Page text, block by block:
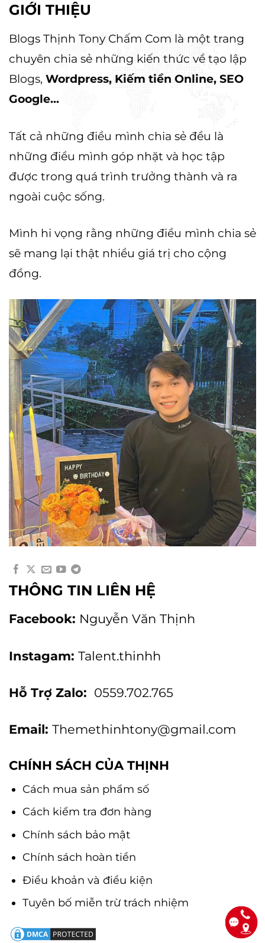
GIỚI THIỆU
Blogs Thịnh Tony Chấm Com là một trang
chuyên chia sẻ những kiến thức về tạo lập
Blogs, Wordpress, Kiếm tiền Online, SEO
Google...
Tất cả những điều mình chia sẻ đều là
những điều mình góp nhặt và học tập
được trong quá trình trưởng thành và ra
ngoài cuộc sống.
Mình hi vọng rằng những điều mình chia sẻ
sẽ mang lại thật nhiều giá trị cho cộng
đồng.
THÔNG TIN LIÊN HỆ
Facebook: Nguyễn Văn Thịnh
Instagam: Talent.thinhh
Hỗ Trợ Zalo: 0559.702.765
Email: Themethinhtony@gmail.com
CHÍNH SÁCH CỦA THỊNH
Cách mua sản phẩm số
Cách kiểm tra đơn hàng
Chính sách bảo mật
Chính sách hoàn tiền
Điều khoản và điều kiện
Tuyên bố miễn trừ trách nhiệm